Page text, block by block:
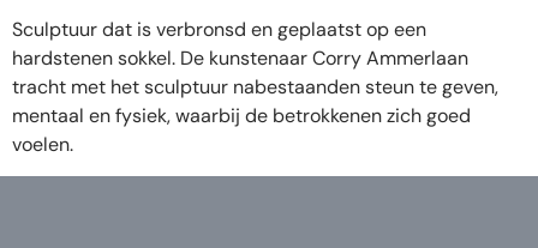
Sculptuur dat is verbronsd en geplaatst op een
hardstenen sokkel. De kunstenaar Corry Ammerlaan
tracht met het sculptuur nabestaanden steun te geven,
mentaal en fysiek, waarbij de betrokkenen zich goed
voelen.